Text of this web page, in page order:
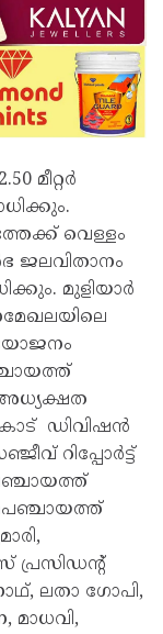
മീറ്റർ
വെള്ളം
ജലവിതാനം
മുളിയാർ
ഡിവിഷൻ
റിപ്പോർട്ട്
ലതാ ഗോപി,